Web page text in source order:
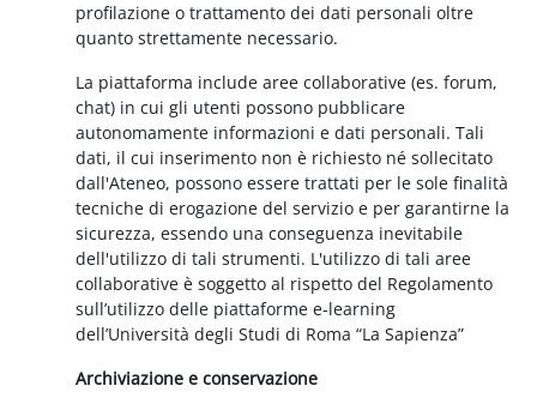
profilazione o trattamento dei dati personali oltre
quanto strettamente necessario.
La piattaforma include aree collaborative (es. forum,
chat) in cui gli utenti possono pubblicare
autonomamente informazioni e dati personali. Tali
dati, il cui inserimento non è richiesto né sollecitato
dall'Ateneo, possono essere trattati per le sole finalità
tecniche di erogazione del servizio e per garantirne la
sicurezza, essendo una conseguenza inevitabile
dell'utilizzo di tali strumenti. L'utilizzo di tali aree
collaborative è soggetto al rispetto del Regolamento
sull’utilizzo delle piattaforme e-learning
dell’Università degli Studi di Roma “La Sapienza”
Archiviazione e conservazione